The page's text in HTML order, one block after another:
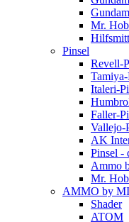
Mr.
Pinsel
Revell-
Italeri-
Faller-
Vallejo-
AK
Pinsel -
Ammo
Mr.
AMMO by
Shader
ATOM